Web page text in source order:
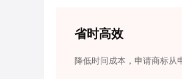
省时高效
降低时间成本，申请商标从